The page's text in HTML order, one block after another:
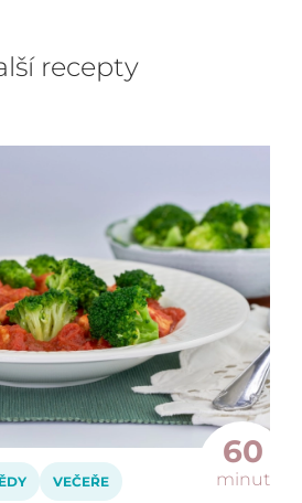
recepty
60
minut
VEČEŘE